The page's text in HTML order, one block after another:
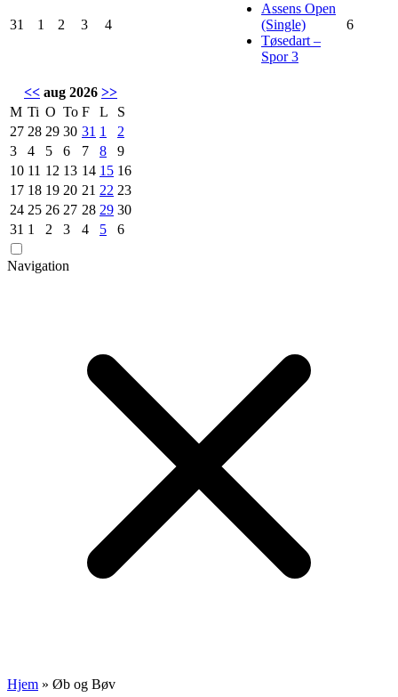
31 1 2 3 4
Assens Open
(Single)
Tøsedart –
Spor 3
6
<< aug 2026 >>
M Ti O To F L
S
27 28 29 30 31 1
2
3
4 5 6 7 8
9
10 11 12 13 14 15 16
17 18 19 20 21 22 23
24 25 26 27 28 29 30
31 1 2 3 4 5 6
Navigation
Hjem » Øb og Bøv